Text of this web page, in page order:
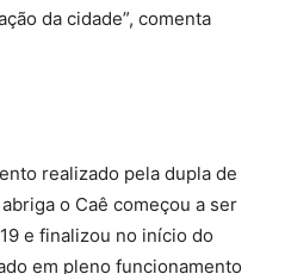
da cidade”, comenta
realizado pela dupla de
o Caê começou a ser
e finalizou no início do
em pleno funcionamento